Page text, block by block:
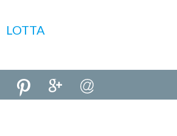
LOTTA